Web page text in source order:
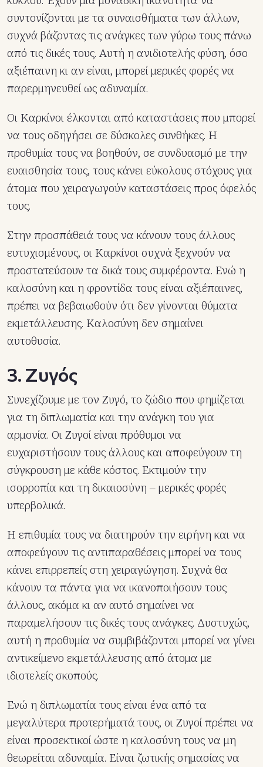
συντονίζονται με τα συναισθήματα των άλλων,
συχνά βάζοντας τις ανάγκες των γύρω τους πάνω
από τις δικές τους. Αυτή η ανιδιοτελής φύση, όσο
αξιέπαινη κι αν είναι, μπορεί μερικές φορές να
παρερμηνευθεί ως αδυναμία.
Οι Καρκίνοι έλκονται από καταστάσεις που μπορεί
να τους οδηγήσει σε δύσκολες συνθήκες. Η
προθυμία τους να βοηθούν, σε συνδυασμό με την
ευαισθησία τους, τους κάνει εύκολους στόχους για
άτομα που χειραγωγούν καταστάσεις προς όφελός
τους.
Στην προσπάθειά τους να κάνουν τους άλλους
ευτυχισμένους, οι Καρκίνοι συχνά ξεχνούν να
προστατεύσουν τα δικά τους συμφέροντα. Ενώ η
καλοσύνη και η φροντίδα τους είναι αξιέπαινες,
πρέπει να βεβαιωθούν ότι δεν γίνονται θύματα
εκμετάλλευσης. Καλοσύνη δεν σημαίνει
αυτοθυσία.
3. Ζυγός
Συνεχίζουμε με τον Ζυγό, το ζώδιο που φημίζεται
για τη διπλωματία και την ανάγκη του για
αρμονία. Οι Ζυγοί είναι πρόθυμοι να
ευχαριστήσουν τους άλλους και αποφεύγουν τη
σύγκρουση με κάθε κόστος. Εκτιμούν την
ισορροπία και τη δικαιοσύνη – μερικές φορές
υπερβολικά.
Η επιθυμία τους να διατηρούν την ειρήνη και να
αποφεύγουν τις αντιπαραθέσεις μπορεί να τους
κάνει επιρρεπείς στη χειραγώγηση. Συχνά θα
κάνουν τα πάντα για να ικανοποιήσουν τους
άλλους, ακόμα κι αν αυτό σημαίνει να
παραμελήσουν τις δικές τους ανάγκες. Δυστυχώς,
αυτή η προθυμία να συμβιβάζονται μπορεί να γίνει
αντικείμενο εκμετάλλευσης από άτομα με
ιδιοτελείς σκοπούς.
Ενώ η διπλωματία τους είναι ένα από τα
μεγαλύτερα προτερήματά τους, οι Ζυγοί πρέπει να
είναι προσεκτικοί ώστε η καλοσύνη τους να μη
θεωρείται αδυναμία. Είναι ζωτικής σημασίας να